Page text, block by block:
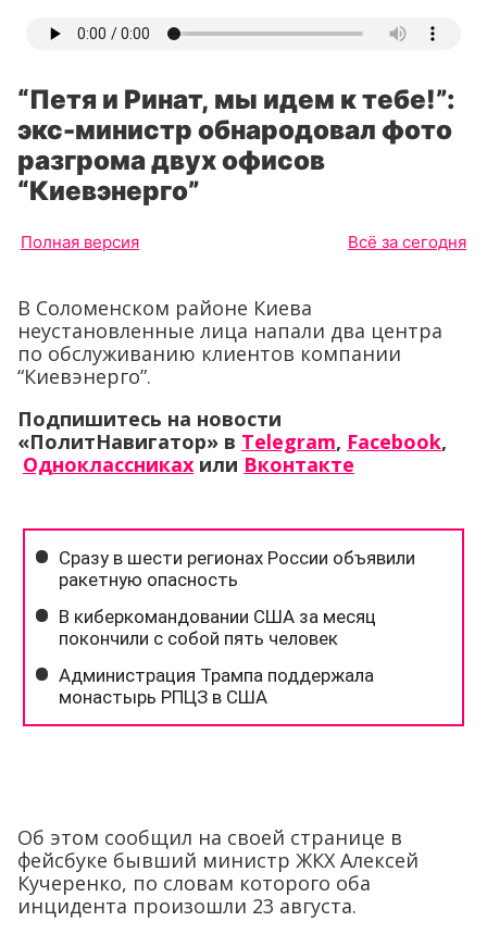
“Петя и Ринат, мы идем к тебе!”:
экс-министр обнародовал фото
разгрома двух офисов
“Киевэнерго”
Полная версия Всё за сегодня
В Соломенском районе Киева
неустановленные лица напали два центра
по обслуживанию клиентов компании
“Киевэнерго”.
Подпишитесь на новости
«ПолитНавигатор» в Telegram, Facebook,
Одноклассниках или Вконтакте
Об этом сообщил на своей странице в
фейсбуке бывший министр ЖКХ Алексей
Кучеренко, по словам которого оба
инцидента произошли 23 августа.